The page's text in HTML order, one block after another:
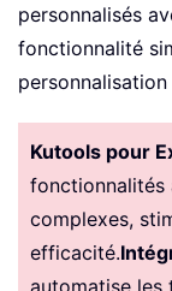
personnalisés
fonctionnalité
Kutools pour
fonctionnalités
complexes,
efficacité.